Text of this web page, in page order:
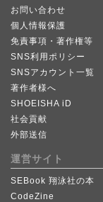
お問い合わせ
個人情報保護
免責事項・著作権等
SNS利用ポリシー
SNSアカウント一覧
著作者様へ
SHOEISHA iD
社会貢献
外部送信
運営サイト
SEBook 翔泳社の本
CodeZine